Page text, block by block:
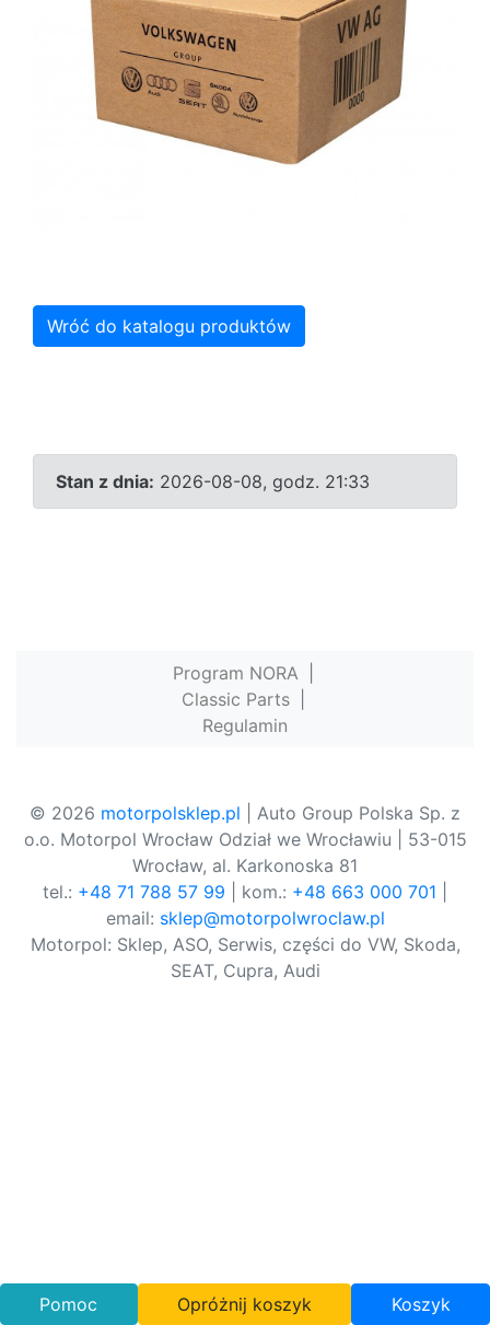
Wróć do katalogu produktów
Stan z dnia: 2026-08-08, godz. 21:33
Program NORA
Classic Parts
Regulamin
© 2026 motorpolsklep.pl | Auto Group Polska Sp. z
o.o. Motorpol Wrocław Odział we Wrocławiu | 53-015
Wrocław, al. Karkonoska 81
tel.: +48 71 788 57 99 | kom.: +48 663 000 701
email: sklep@motorpolwroclaw.pl
Motorpol: Sklep, ASO, Serwis, części do VW, Skoda,
SEAT, Cupra, Audi
Pomoc Opróżnij koszyk Koszyk